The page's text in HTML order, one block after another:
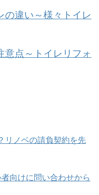
の違い～様々トイレ
意点～トイレリフォ
リノベの請負契約を先
向けに問い合わせから